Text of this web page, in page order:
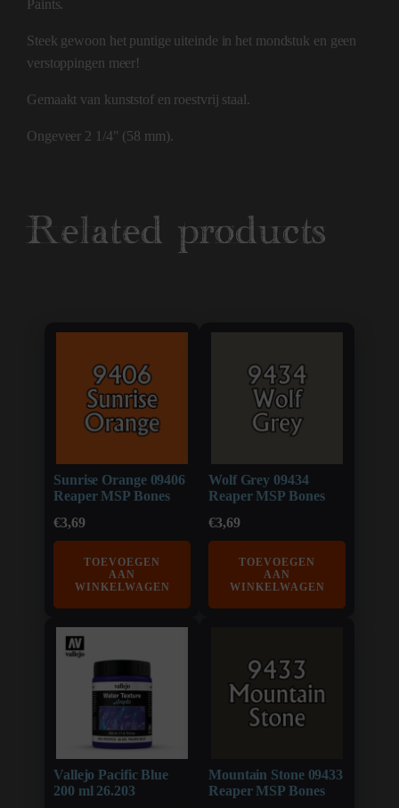
Paints.
Steek gewoon het puntige uiteinde in het mondstuk en geen
verstoppingen meer!
Gemaakt van kunststof en roestvrij staal.
Ongeveer 2 1/4" (58 mm).
Related products
Sunrise Orange 09406
Reaper MSP Bones
€3,69
TOEVOEGEN
AAN
WINKELWAGEN
Wolf Grey 09434
Reaper MSP Bones
€3,69
TOEVOEGEN
AAN
WINKELWAGEN
Vallejo Pacific Blue
200 ml 26.203
Mountain Stone 09433
Reaper MSP Bones